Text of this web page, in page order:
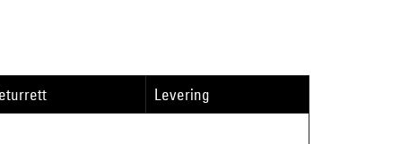
Levering